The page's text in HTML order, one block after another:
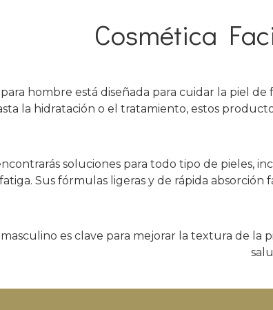
Cosmética
hombre está diseñada para cuidar la piel
la hidratación o el tratamiento, estos
soluciones para todo tipo de pieles,
Sus fórmulas ligeras y de rápida
es clave para mejorar la textura de